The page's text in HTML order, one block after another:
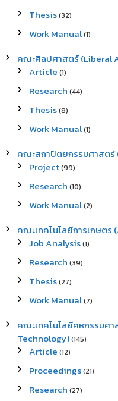
Thesis(32)
Work Manual(1)
คณะศิลปศาสตร์ (Liberal
Article (1)
Research (44)
Thesis(8)
Work Manual(1)
คณะสถาปัตยกรรมศาสต
Project(99)
Research (10)
Work Manual(2)
คณะเทคโนโลยีการเกษต
Job Analysis(1)
Research (39)
Thesis(27)
Work Manual(7)
คณะเทคโนโลยีคหกรรมศ
Technology)(145)
Article (12)
Proceedings(21)
Research (27)